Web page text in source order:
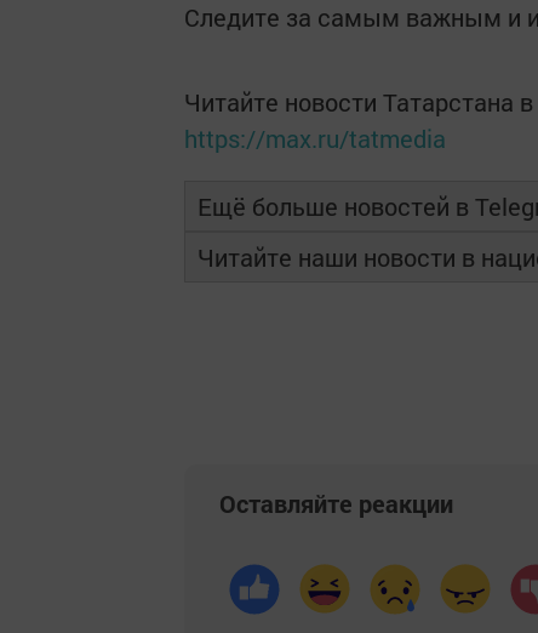
Следите за самым важным и
Читайте новости
https://max.ru/tatmedia
Ещё больше новостей в
Читайте наши новости в
Оставляйте реакции